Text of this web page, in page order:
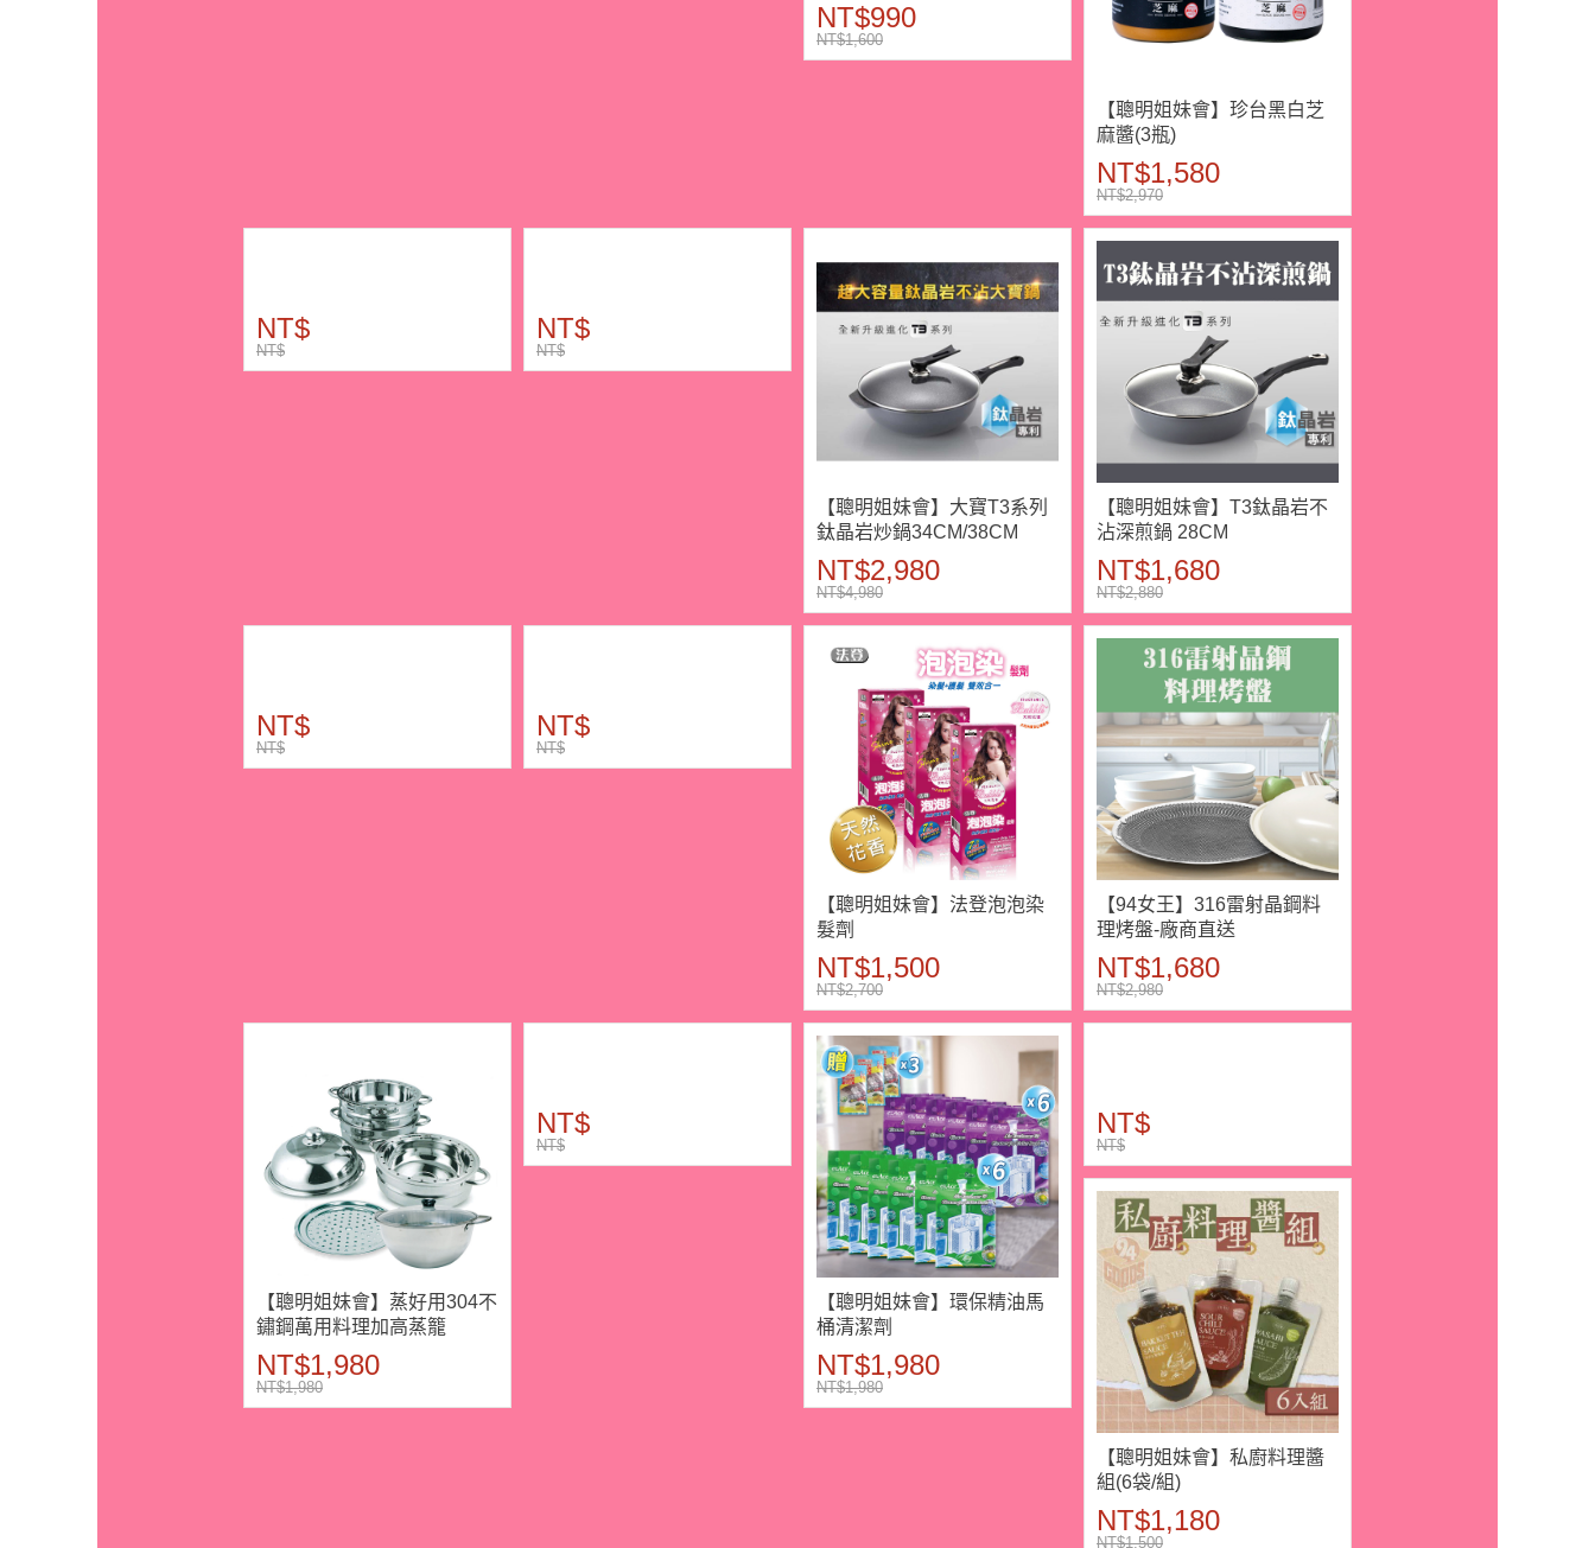
NT$990
NT$1,600
【聰明姐妹會】珍台黑白芝
麻醬(3瓶)
NT$1,580
NT$2,970
NT$
NT$
NT$
NT$
【聰明姐妹會】大寶T3系列
鈦晶岩炒鍋34CM/38CM
NT$2,980
NT$4,980
【聰明姐妹會】T3鈦晶岩不
沾深煎鍋 28CM
NT$1,680
NT$2,880
NT$
NT$
NT$
NT$
【聰明姐妹會】法登泡泡染
髮劑
NT$1,500
NT$2,700
【94女王】316雷射晶鋼料
理烤盤-廠商直送
NT$1,680
NT$2,980
【聰明姐妹會】蒸好用304不
鏽鋼萬用料理加高蒸籠
NT$1,980
NT$1,980
NT$
NT$
【聰明姐妹會】環保精油馬
桶清潔劑
NT$1,980
NT$1,980
NT$
NT$
【聰明姐妹會】私廚料理醬
組(6袋/組)
NT$1,180
NT$1,500